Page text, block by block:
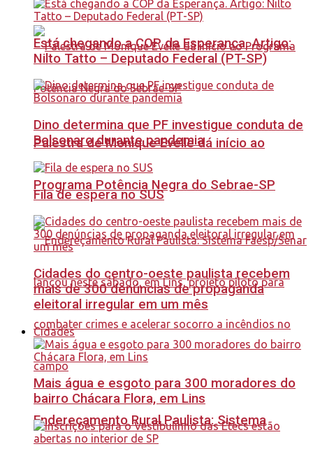
Palestra de Monique Evelle dá início ao
Programa Potência Negra do Sebrae-SP
Endereçamento Rural Paulista: Sistema
Está chegando a COP da Esperança. Artigo:
Nilto Tatto – Deputado Federal (PT-SP)
Dino determina que PF investigue conduta de
Bolsonaro durante pandemia
Fila de espera no SUS
Cidades do centro-oeste paulista recebem
mais de 300 denúncias de propaganda
eleitoral irregular em um mês
Cidades
Mais água e esgoto para 300 moradores do
bairro Chácara Flora, em Lins